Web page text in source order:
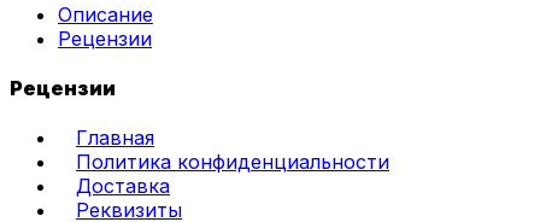
Описание
Рецензии
Рецензии
Главная
Политика конфиденциальности
Доставка
Реквизиты